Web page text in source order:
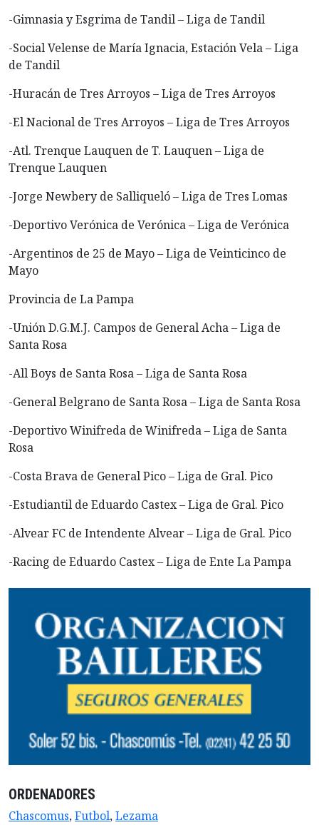
-Gimnasia y Esgrima de Tandil – Liga de Tandil
-Social Velense de María Ignacia, Estación Vela – Liga
de Tandil
-Huracán de Tres Arroyos – Liga de Tres Arroyos
-El Nacional de Tres Arroyos – Liga de Tres Arroyos
-Atl. Trenque Lauquen de T. Lauquen – Liga de
Trenque Lauquen
-Jorge Newbery de Salliqueló – Liga de Tres Lomas
-Deportivo Verónica de Verónica – Liga de Verónica
-Argentinos de 25 de Mayo – Liga de Veinticinco de
Mayo
Provincia de La Pampa
-Unión D.G.M.J. Campos de General Acha – Liga de
Santa Rosa
-All Boys de Santa Rosa – Liga de Santa Rosa
-General Belgrano de Santa Rosa – Liga de Santa Rosa
-Deportivo Winifreda de Winifreda – Liga de Santa
Rosa
-Costa Brava de General Pico – Liga de Gral. Pico
-Estudiantil de Eduardo Castex – Liga de Gral. Pico
-Alvear FC de Intendente Alvear – Liga de Gral. Pico
-Racing de Eduardo Castex – Liga de Ente La Pampa
ORDENADORES
Chascomus,Futbol,Lezama